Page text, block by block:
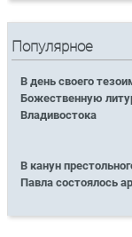
Популярное
В день своего
Божественную
Владивостока
В канун
Павла состоялось